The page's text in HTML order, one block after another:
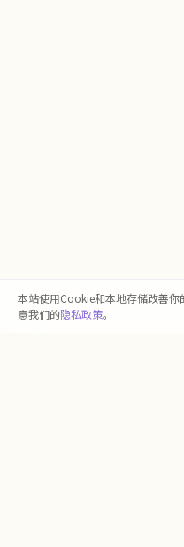
本站使用Cookie和本地存储改善
意我们的隐私政策。